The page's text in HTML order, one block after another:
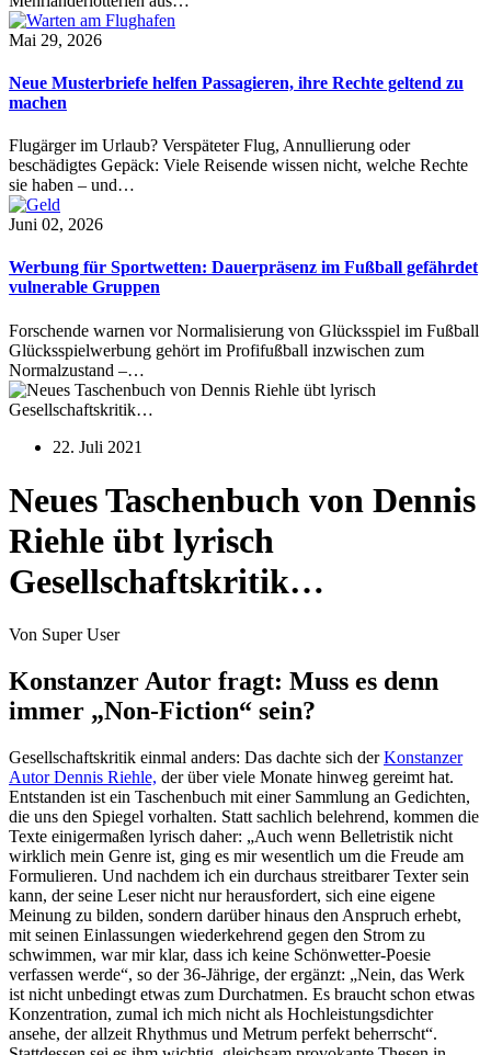
Mai 29, 2026
Neue Musterbriefe helfen Passagieren, ihre Rechte geltend zu
machen
Flugärger im Urlaub? Verspäteter Flug, Annullierung oder
beschädigtes Gepäck: Viele Reisende wissen nicht, welche Rechte
sie haben – und…
Juni 02, 2026
Werbung für Sportwetten: Dauerpräsenz im Fußball gefährdet
vulnerable Gruppen
Forschende warnen vor Normalisierung von Glücksspiel im Fußball
Glücksspielwerbung gehört im Profifußball inzwischen zum
Normalzustand –…
22. Juli 2021
Neues Taschenbuch von Dennis
Riehle übt lyrisch
Gesellschaftskritik…
Von Super User
Konstanzer Autor fragt: Muss es denn
immer „Non-Fiction“ sein?
Gesellschaftskritik einmal anders: Das dachte sich derKonstanzer
Autor Dennis Riehle, der über viele Monate hinweg gereimt hat.
Entstanden ist ein Taschenbuch mit einer Sammlung an Gedichten,
die uns den Spiegel vorhalten. Statt sachlich belehrend, kommen die
Texte einigermaßen lyrisch daher: „Auch wenn Belletristik nicht
wirklich mein Genre ist, ging es mir wesentlich um die Freude am
Formulieren. Und nachdem ich ein durchaus streitbarer Texter sein
kann, der seine Leser nicht nur herausfordert, sich eine eigene
Meinung zu bilden, sondern darüber hinaus den Anspruch erhebt,
mit seinen Einlassungen wiederkehrend gegen den Strom zu
schwimmen, war mir klar, dass ich keine Schönwetter-Poesie
verfassen werde“, so der 36-Jährige, der ergänzt: „Nein, das Werk
ist nicht unbedingt etwas zum Durchatmen. Es braucht schon etwas
Konzentration, zumal ich mich nicht als Hochleistungsdichter
ansehe, der allzeit Rhythmus und Metrum perfekt beherrscht“.